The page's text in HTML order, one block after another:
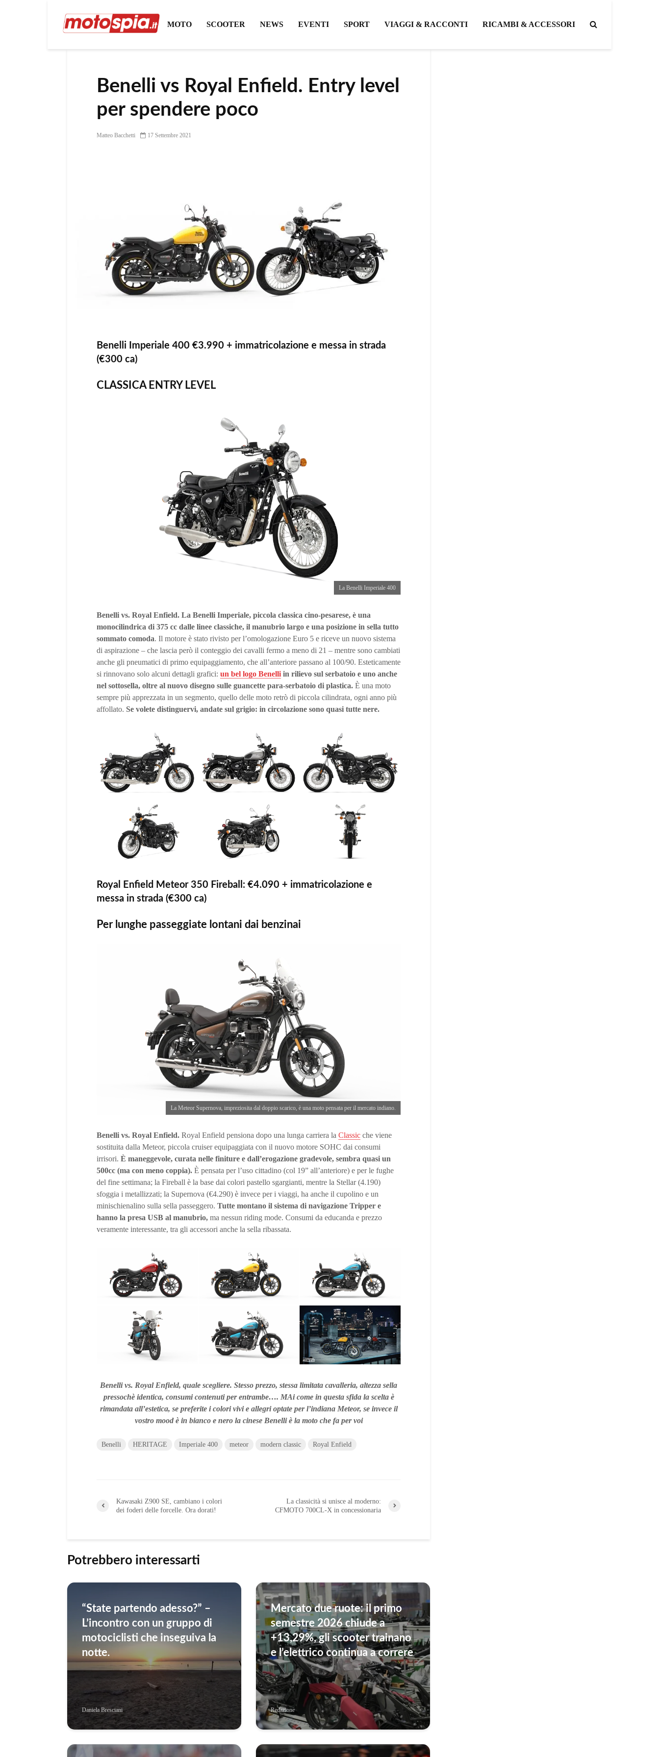
MOTO SCOOTER NEWS EVENTI SPORT VIAGGI & RACCONTI RICAMBI & ACCESSORI
Benelli vs Royal Enfield. Entry level
per spendere poco
Matteo Bacchetti 17 Settembre 2021
Benelli Imperiale 400 €3.990 + immatricolazione e messa in strada
(€300 ca)
CLASSICA ENTRY LEVEL
La Benelli Imperiale 400
Benelli vs. Royal Enfield. La Benelli Imperiale, piccola classica cino-pesarese, è una
monocilindrica di 375 cc dalle linee classiche, il manubrio largo e una posizione in sella tutto
sommato comoda. Il motore è stato rivisto per l’omologazione Euro 5 e riceve un nuovo sistema
di aspirazione – che lascia però il conteggio dei cavalli fermo a meno di 21 – mentre sono cambiati
anche gli pneumatici di primo equipaggiamento, che all’anteriore passano al 100/90. Esteticamente
si rinnovano solo alcuni dettagli grafici: un bel logo Benelli in rilievo sul serbatoio e uno anche
nel sottosella, oltre al nuovo disegno sulle guancette para-serbatoio di plastica. È una moto
sempre più apprezzata in un segmento, quello delle moto retrò di piccola cilindrata, ogni anno più
affollato. Se volete distinguervi, andate sul grigio: in circolazione sono quasi tutte nere.
Royal Enfield Meteor 350 Fireball: €4.090 + immatricolazione e
messa in strada (€300 ca)
Per lunghe passeggiate lontani dai benzinai
La Meteor Supernova, impreziosita dal doppio scarico, è una moto pensata per il mercato indiano.
Benelli vs. Royal Enfield. Royal Enfield pensiona dopo una lunga carriera la Classic che viene
sostituita dalla Meteor, piccola cruiser equipaggiata con il nuovo motore SOHC dai consumi
irrisori. È maneggevole, curata nelle finiture e dall’erogazione gradevole, sembra quasi un
500cc (ma con meno coppia). È pensata per l’uso cittadino (col 19” all’anteriore) e per le fughe
del fine settimana; la Fireball è la base dai colori pastello sgargianti, mentre la Stellar (4.190)
sfoggia i metallizzati; la Supernova (€4.290) è invece per i viaggi, ha anche il cupolino e un
minischienalino sulla sella passeggero. Tutte montano il sistema di navigazione Tripper e
hanno la presa USB al manubrio, ma nessun riding mode. Consumi da educanda e prezzo
veramente interessante, tra gli accessori anche la sella ribassata.
Benelli vs. Royal Enfield, quale scegliere. Stesso prezzo, stessa limitata cavalleria, altezza sella
pressochè identica, consumi contenuti per entrambe…. MAi come in questa sfida la scelta è
rimandata all’estetica, se preferite i colori vivi e allegri optate per l’indiana Meteor, se invece il
vostro mood è in bianco e nero la cinese Benelli è la moto che fa per voi
Benelli HERITAGE Imperiale 400 meteor modern classic Royal Enfield
Kawasaki Z900 SE, cambiano i colori
dei foderi delle forcelle. Ora dorati!
La classicità si unisce al moderno:
CFMOTO 700CL-X in concessionaria
Potrebbero interessarti
“State partendo adesso?” –
L’incontro con un gruppo di
motociclisti che inseguiva la
notte.
Daniela Bresciani
Mercato due ruote: il primo
semestre 2026 chiude a
+13,29%, gli scooter trainano
e l’elettrico continua a correre
Redazione